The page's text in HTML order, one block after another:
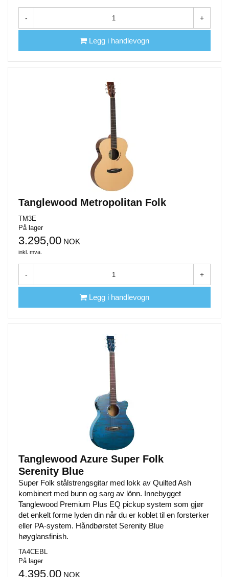
- +
Legg i handlevogn
Tanglewood Metropolitan Folk
TM3E
På lager
3.295,00 NOK
inkl. mva.
- +
Legg i handlevogn
Tanglewood Azure Super Folk
Serenity Blue
Super Folk stålstrengsgitar med lokk av Quilted Ash
kombinert med bunn og sarg av lönn. Innebygget
Tanglewood Premium Plus EQ pickup system som gjør
det enkelt forme lyden din når du er koblet til en forsterker
eller PA-system. Håndbørstet Serenity Blue
høyglansfinish.
TA4CEBL
På lager
4.395,00 NOK